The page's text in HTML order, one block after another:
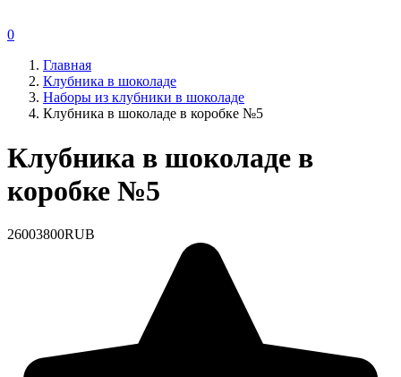
0
Главная
Клубника в шоколаде
Наборы из клубники в шоколаде
Клубника в шоколаде в коробке №5
Клубника в шоколаде в
коробке №5
26003800RUB